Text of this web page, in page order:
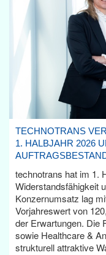
TECHNOTRANS
1. HALBJAHR 2026
technotrans hat im 1.
Widerstandsfähigkeit
Konzernumsatz lag
Vorjahreswert von
der Erwartungen. Die
sowie Healthcare &
strukturell attraktive